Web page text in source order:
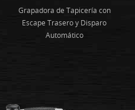
Grapadora de Tapicería con
Escape Trasero y Disparo
Automático